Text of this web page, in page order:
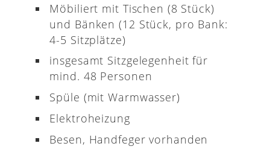
Möbiliert mit Tischen (8 Stück)
und Bänken (12 Stück, pro Bank:
4-5 Sitzplätze)
insgesamt Sitzgelegenheit für
mind. 48 Personen
Spüle (mit Warmwasser)
Elektroheizung
Besen, Handfeger vorhanden